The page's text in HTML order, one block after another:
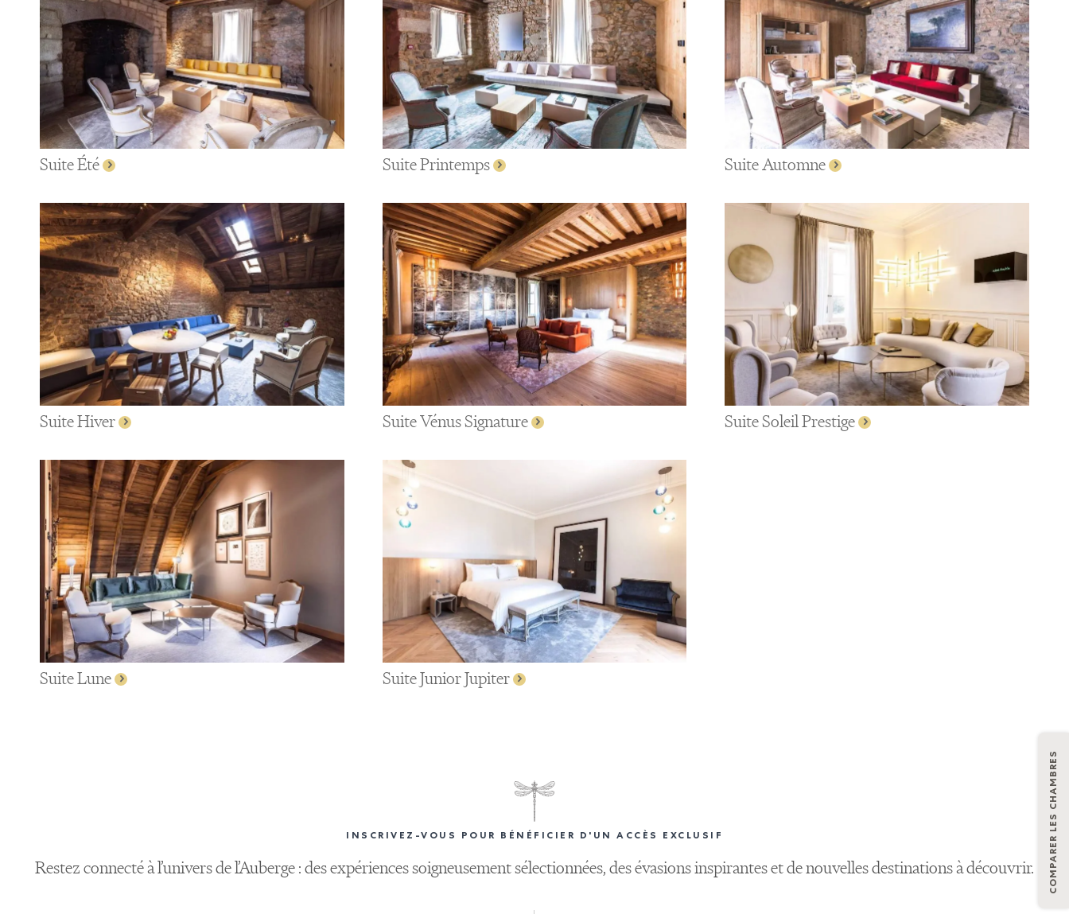
COMPARER LES CHAMBRES
Suite Été Suite Printemps Suite Automne
Suite Hiver Suite Vénus Signature Suite Soleil Prestige
Suite Lune Suite Junior Jupiter
INSCRIVEZ-VOUS POUR BÉNÉFICIER D'UN ACCÈS EXCLUSIF
Restez connecté à l’univers de l’Auberge : des expériences soigneusement sélectionnées, des évasions inspirantes et de nouvelles destinations à découvrir.